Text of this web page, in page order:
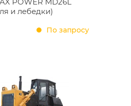
и лебедки)
По запросу